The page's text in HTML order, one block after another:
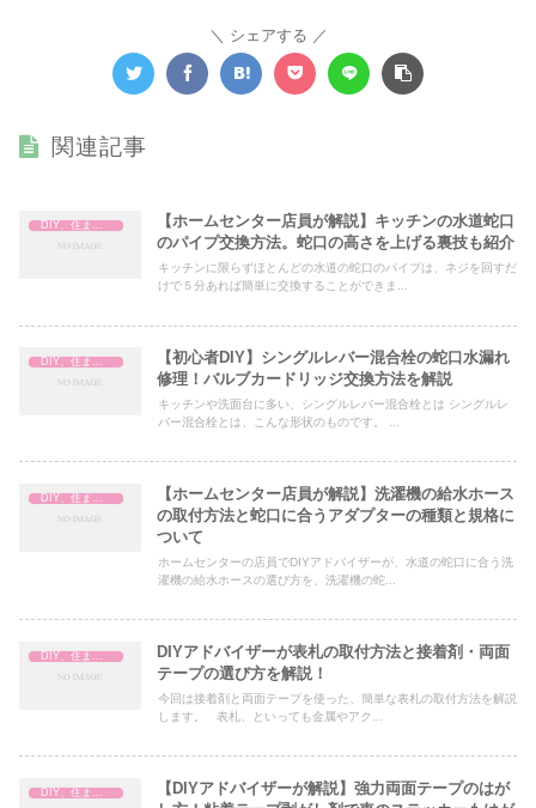
シェアする
関連記事
DIY、住まいの補修
【ホームセンター店員が解説】キッチンの水道蛇口
のパイプ交換方法。蛇口の高さを上げる裏技も紹介
キッチンに限らずほとんどの水道の蛇口のパイプは、ネジを回すだ
けで５分あれば簡単に交換することができま...
DIY、住まいの補修
【初心者DIY】シングルレバー混合栓の蛇口水漏れ
修理！バルブカードリッジ交換方法を解説
キッチンや洗面台に多い、シングルレバー混合栓とは シングルレ
バー混合栓とは、こんな形状のものです。 ...
DIY、住まいの補修
【ホームセンター店員が解説】洗濯機の給水ホース
の取付方法と蛇口に合うアダプターの種類と規格に
ついて
ホームセンターの店員でDIYアドバイザーが、水道の蛇口に合う洗
濯機の給水ホースの選び方を、洗濯機の蛇...
DIY、住まいの補修
DIYアドバイザーが表札の取付方法と接着剤・両面
テープの選び方を解説！
今回は接着剤と両面テープを使った、簡単な表札の取付方法を解説
します。 表札、といっても金属やアク...
DIY、住まいの補修
【DIYアドバイザーが解説】強力両面テープのはが